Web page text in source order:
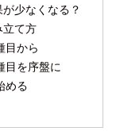
少なくなる？
立て方
目から
目を序盤に
める